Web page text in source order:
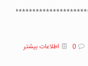
0 اطلاعات بیشتر